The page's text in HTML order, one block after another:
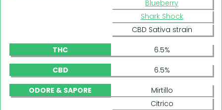
Blueberry
Shark Shock
CBD Sativa strain
THC 6.5%
CBD 6.5%
ODORE & SAPORE
Mirtillo
Citrico